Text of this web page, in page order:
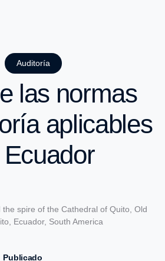
Auditoría
las normas
aplicables
Publicado